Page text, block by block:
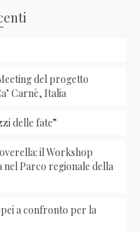
del progetto
Carnè, Italia
delle fate”
il Workshop
nel Parco regionale della
a confronto per la